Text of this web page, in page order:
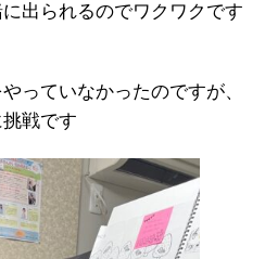
出られるのでワクワクです
っていなかったのですが、
戦です